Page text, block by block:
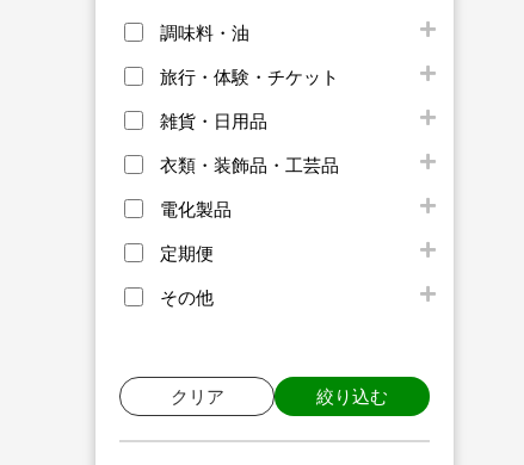
調味料・油
旅行・体験・チケット
雑貨・日用品
衣類・装飾品・工芸品
電化製品
定期便
その他
クリア 絞り込む